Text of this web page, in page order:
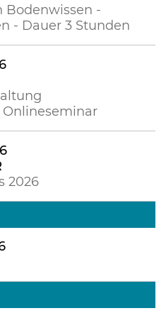
Bodenwissen -
- Dauer 3 Stunden
2026